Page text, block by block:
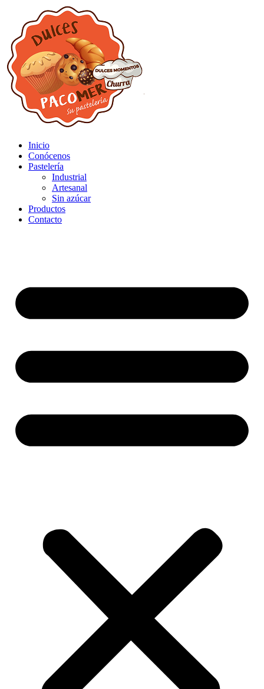
Inicio
Conócenos
Pastelería
Industrial
Artesanal
Sin azúcar
Productos
Contacto